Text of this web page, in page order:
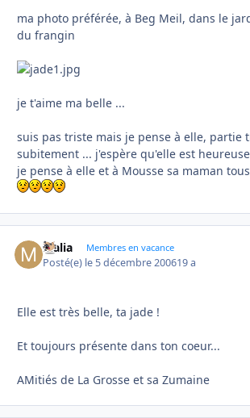
ma photo préférée, à Beg Meil, dans le
du frangin
je t'aime ma belle ...
suis pas triste mais je pense à elle, partie
subitement ... j'espère qu'elle est
je pense à elle et à Mousse sa maman
Malia Membres en vacance
Posté(e) le 5 décembre 200619 a
Elle est très belle, ta jade !
Et toujours présente dans ton coeur...
AMitiés de La Grosse et sa Zumaine